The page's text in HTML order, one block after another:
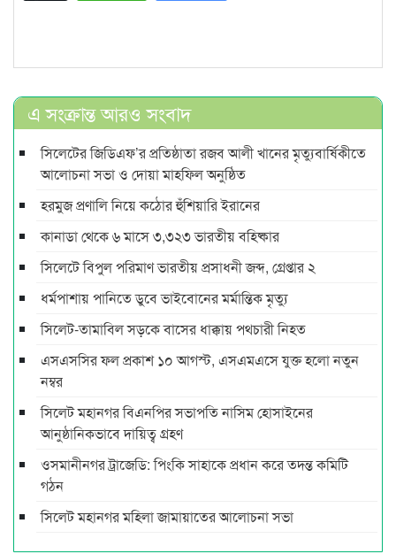
এ সংক্রান্ত আরও সংবাদ
সিলেটের জিডিএফ’র প্রতিষ্ঠাতা রজব আলী খানের মৃত্যুবার্ষিকীতে
আলোচনা সভা ও দোয়া মাহফিল অনুষ্ঠিত
হরমুজ প্রণালি নিয়ে কঠোর হুঁশিয়ারি ইরানের
কানাডা থেকে ৬ মাসে ৩,৩২৩ ভারতীয় বহিষ্কার
সিলেটে বিপুল পরিমাণ ভারতীয় প্রসাধনী জব্দ, গ্রেপ্তার ২
ধর্মপাশায় পানিতে ডুবে ভাইবোনের মর্মান্তিক মৃত্যু
সিলেট-তামাবিল সড়কে বাসের ধাক্কায় পথচারী নিহত
এসএসসির ফল প্রকাশ ১০ আগস্ট, এসএমএসে যুক্ত হলো নতুন
নম্বর
সিলেট মহানগর বিএনপির সভাপতি নাসিম হোসাইনের
আনুষ্ঠানিকভাবে দায়িত্ব গ্রহণ
ওসমানীনগর ট্রাজেডি: পিংকি সাহাকে প্রধান করে তদন্ত কমিটি
গঠন
সিলেট মহানগর মহিলা জামায়াতের আলোচনা সভা